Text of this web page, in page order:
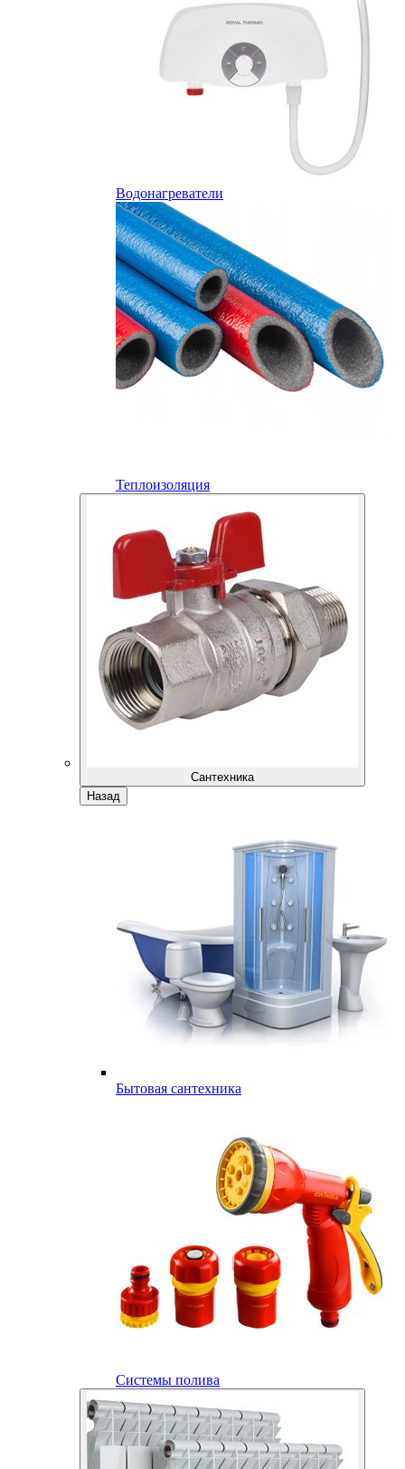
Водонагреватели
Теплоизоляция
Сантехника
Назад
Бытовая сантехника
Системы полива